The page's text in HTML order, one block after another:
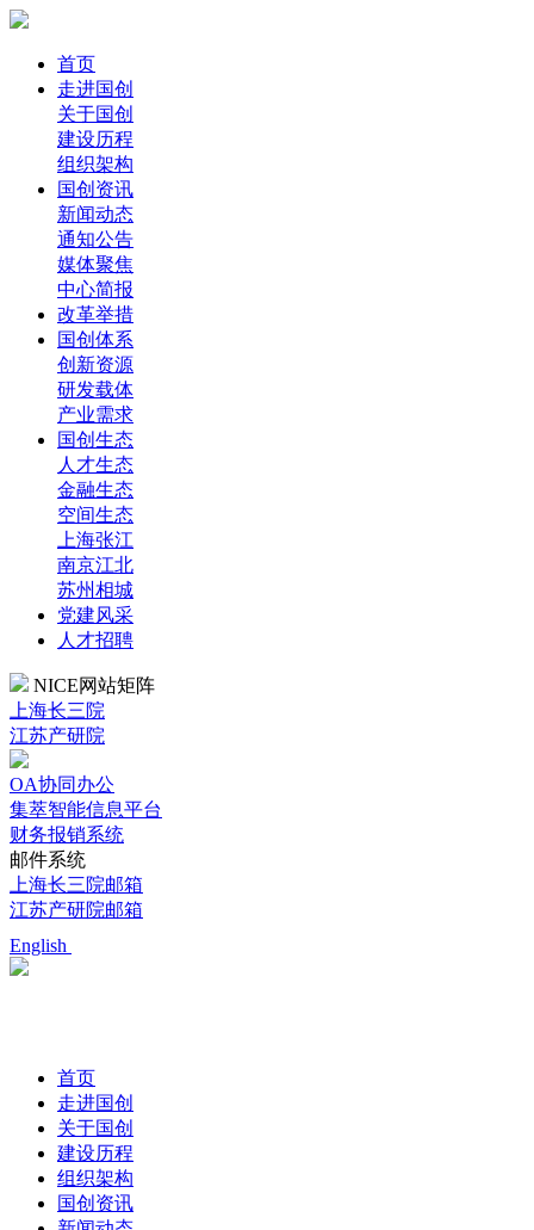
首页
走进国创
关于国创
建设历程
组织架构
国创资讯
新闻动态
通知公告
媒体聚焦
中心简报
改革举措
国创体系
创新资源
研发载体
产业需求
国创生态
人才生态
金融生态
空间生态
上海张江
南京江北
苏州相城
党建风采
人才招聘
NICE网站矩阵
上海长三院
江苏产研院
OA协同办公
集萃智能信息平台
财务报销系统
邮件系统
上海长三院邮箱
江苏产研院邮箱
English
首页
走进国创
关于国创
建设历程
组织架构
国创资讯